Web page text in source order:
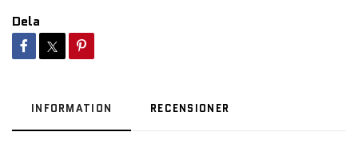
Dela
INFORMATION RECENSIONER